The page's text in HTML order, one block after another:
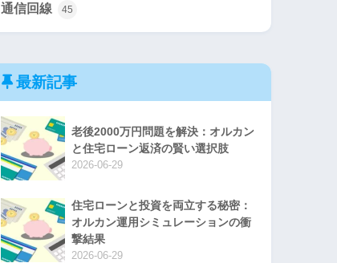
通信回線 45
最新記事
老後2000万円問題を解決：オルカン
と住宅ローン返済の賢い選択肢
2026-06-29
住宅ローンと投資を両立する秘密：
オルカン運用シミュレーションの衝
撃結果
2026-06-29